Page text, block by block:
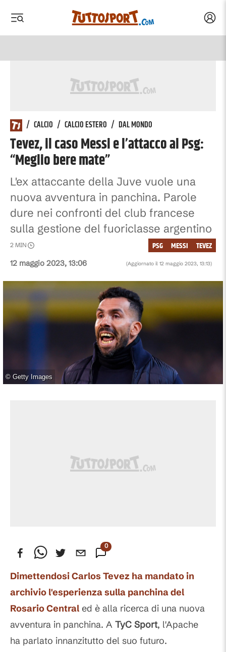
/ CALCIO / CALCIO ESTERO / DAL MONDO
Tevez, il caso Messi e l’attacco al Psg:
“Meglio bere mate”
L'ex attaccante della Juve vuole una
nuova avventura in panchina. Parole
dure nei confronti del club francese
sulla gestione del fuoriclasse argentino
12 maggio 2023, 13:06 (Aggiornato il 12 maggio 2023, 13:13)
2 MIN TEVEZ
MESSI
PSG
© Getty Images
0
DimettendosiCarlosTevez ha mandato in
archivio l'esperienza sulla panchina del
RosarioCentral ed è alla ricerca di una nuova
avventura in panchina. A TyC Sport, l'Apache
ha parlato innanzitutto del suo futuro.